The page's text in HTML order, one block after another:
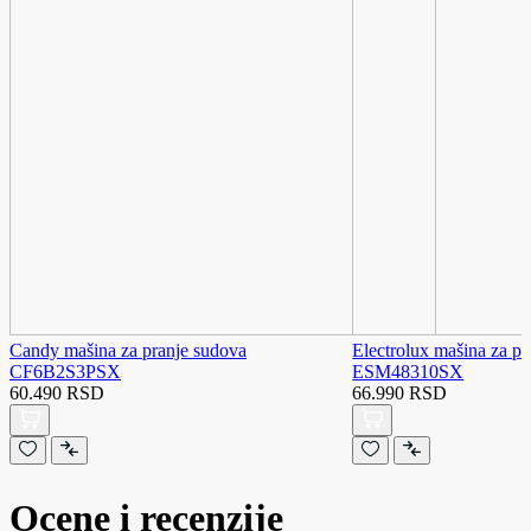
Candy mašina za pranje sudova
CF6B2S3PSX
60.490 RSD
Electrolux mašina za
ESM48310SX
66.990 RSD
Ocene i recenzije